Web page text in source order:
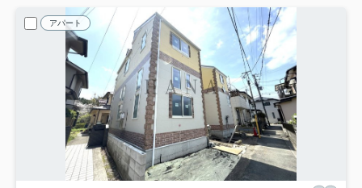
アパート